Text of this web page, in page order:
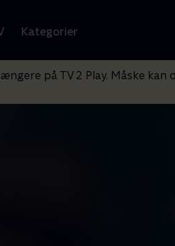
Kategorier
på TV 2 Play. Måske